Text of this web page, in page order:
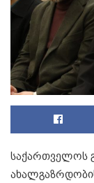
საქართველოს